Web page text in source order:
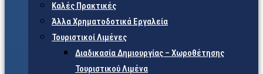
Καλές Πρακτικές
Άλλα Χρηματοδοτικά Εργαλεία
Τουριστικοί Λιμένες
Διαδικασία Δημιουργίας – Χωροθέτησης
Τουριστικού Λιμένα